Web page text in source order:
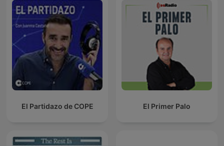
El Partidazo de COPE El Primer Palo